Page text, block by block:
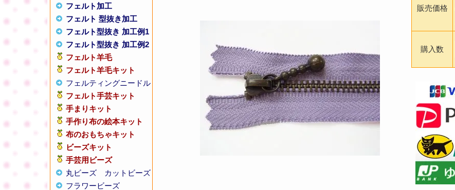
フェルト加工
フェルト 型抜き加工
フェルト型抜き 加工例1
フェルト型抜き 加工例2
フェルト羊毛
フェルト羊毛キット
フェルティングニードル
フェルト手芸キット
手まりキット
手作り布の絵本キット
布のおもちゃキット
ビーズキット
手芸用ビーズ
丸ビーズ
カットビーズ
フラワービーズ
販売価格
購入数